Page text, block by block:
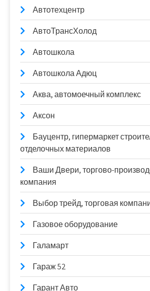
Автотехцентр
АвтоТрансХолод
Автошкола
Автошкола Адюц
Аква, автомоечный комплекс
Аксон
Бауцентр, гипермаркет
отделочных материалов
Ваши Двери, торгово-
компания
Выбор трейд, торговая
Газовое оборудование
Галамарт
Гараж 52
Гарант Авто